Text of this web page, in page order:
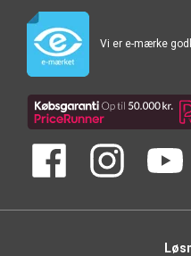
Vi er e-mærke